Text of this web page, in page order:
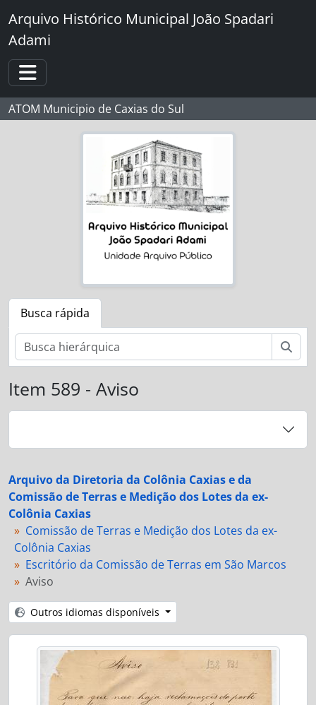
Skip to main content
Arquivo Histórico Municipal João Spadari
Adami
Toggle navigation
ATOM Municipio de Caxias do Sul
Busca rápida
Item 589 - Aviso
Arquivo da Diretoria da Colônia Caxias e da
Comissão de Terras e Medição dos Lotes da ex-
Colônia Caxias
Comissão de Terras e Medição dos Lotes da ex-
Colônia Caxias
Escritório da Comissão de Terras em São Marcos
Aviso
Outros idiomas disponíveis